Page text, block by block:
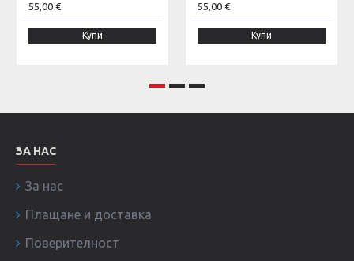
55,00 €
Купи
55,00 €
Купи
ЗА НАС
За нас
Плащане и доставка
Поверителност